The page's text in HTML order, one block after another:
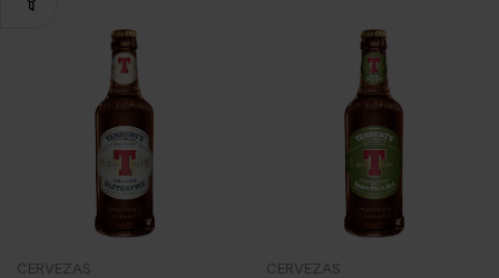
CERVEZAS CERVEZAS